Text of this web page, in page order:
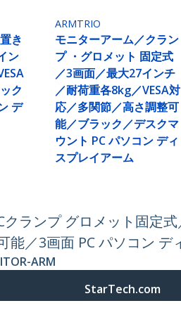
き
ン
ク
デ
ARMTRIO
モニターアーム／クラン
プ ・グロメット 固定式
／3画面／最大27インチ
／耐荷重各8kg／VESA対
応／多関節／高さ調整可
能／ブラック／デスクマ
ウント PC パソコン ディ
スプレイアーム
クランプ グロメット固定
能／3画面 PC パソコン デ
ARM
StarTech.com
ニュースルーム